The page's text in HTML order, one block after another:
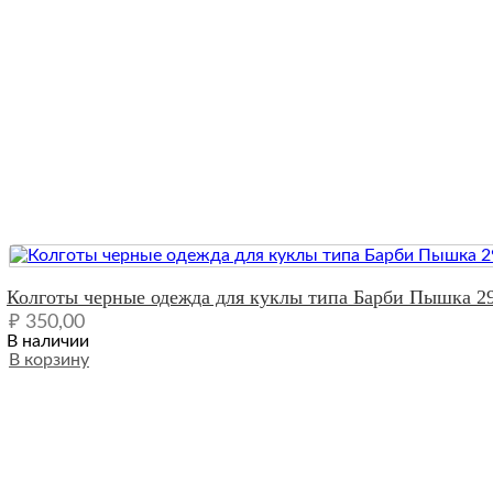
Колготы черные одежда для куклы типа Барби Пышка
₽ 350,00
В наличии
В корзину